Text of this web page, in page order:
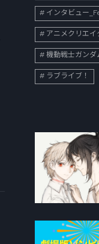
インタビュー
アニメクリエイ
機動戦士ガンダ
ラブライブ！